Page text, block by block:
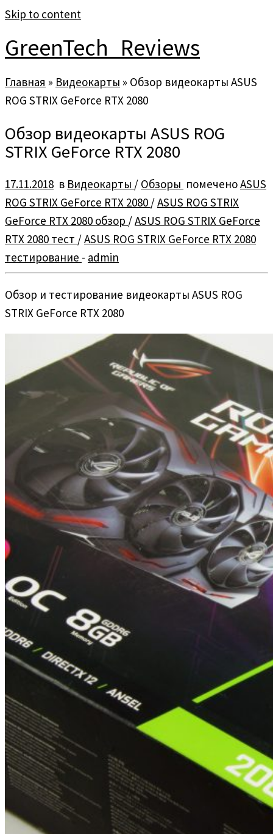
Skip to content
GreenTech_Reviews
Главная » Видеокарты » Обзор видеокарты ASUS
ROG STRIX GeForce RTX 2080
Обзор видеокарты ASUS ROG
STRIX GeForce RTX 2080
17.11.2018 в Видеокарты / Обзоры помеченоASUS
ROG STRIX GeForce RTX 2080 /ASUS ROG STRIX
GeForce RTX 2080 обзор /ASUS ROG STRIX GeForce
RTX 2080 тест /ASUS ROG STRIX GeForce RTX 2080
тестирование - admin
Обзор и тестирование видеокарты ASUS ROG
STRIX GeForce RTX 2080